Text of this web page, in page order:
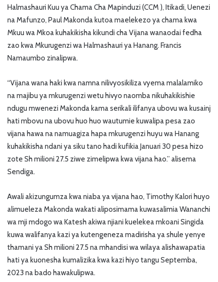
Halmashauri Kuu ya Chama Cha Mapinduzi (CCM ), Itikadi, Uenezi
na Mafunzo, Paul Makonda kutoa maelekezo ya chama kwa
Mkuu wa Mkoa kuhakikisha kikundi cha Vijana wanaodai fedha
zao kwa Mkurugenzi wa Halmashauri ya Hanang. Francis
Namaumbo zinalipwa.
“Vijana wana haki kwa namna nilivyosikiliza vyema malalamiko
na majibu ya mkurugenzi wetu hivyo naomba nikuhakikishie
ndugu mwenezi Makonda kama serikali ilifanya ubovu wa kusainj
hati mbovu na ubovu huo huo wautumie kuwalipa pesa zao
vijana hawa na namuagiza hapa mkurugenzi huyu wa Hanang
kuhakikisha ndani ya siku tano hadi kufikia Januari 30 pesa hizo
zote Sh milioni 27.5 ziwe zimelipwa kwa vijana hao.” alisema
Sendiga.
Awali akizungumza kwa niaba ya vijana hao, Timothy Kalori huyo
alimueleza Makonda wakati aliposimama kuwasalimia Wananchi
wa mji mdogo wa Katesh akiwa njiani kuelekea mkoani Singida
kuwa walifanya kazi ya kutengeneza madirisha ya shule yenye
thamani ya Sh milioni 27.5 na mhandisi wa wilaya alishawapatia
hati ya kuonesha kumalizika kwa kazi hiyo tangu Septemba,
2023 na bado hawakulipwa.